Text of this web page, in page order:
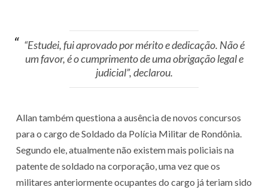
“Estudei, fui aprovado por mérito e dedicação. Não é
um favor, é o cumprimento de uma obrigação legal e
judicial”, declarou.
Allan também questiona a ausência de novos concursos
para o cargo de Soldado da Polícia Militar de Rondônia.
Segundo ele, atualmente não existem mais policiais na
patente de soldado na corporação, uma vez que os
militares anteriormente ocupantes do cargo já teriam sido